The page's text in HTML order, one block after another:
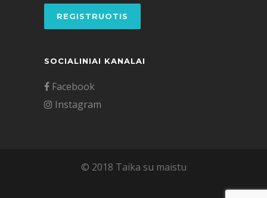
SOCIALINIAI KANALAI
Facebook
Instagram
© 2018 Taika su maistu